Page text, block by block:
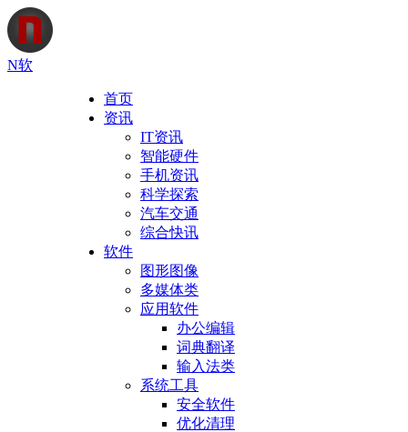
N软
首页
资讯
IT资讯
智能硬件
手机资讯
科学探索
汽车交通
综合快讯
软件
图形图像
多媒体类
应用软件
办公编辑
词典翻译
输入法类
系统工具
安全软件
优化清理